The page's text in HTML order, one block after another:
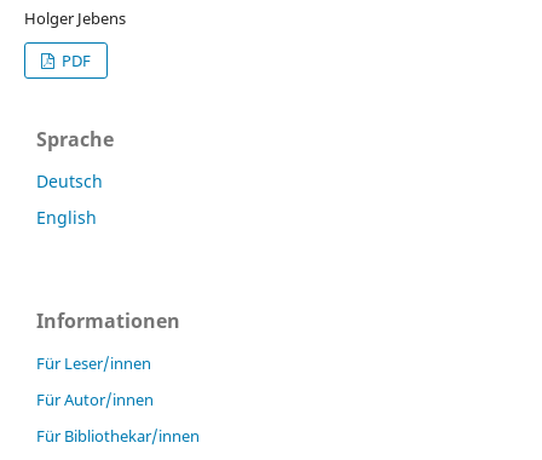
Holger Jebens
PDF
Sprache
Deutsch
English
Informationen
Für Leser/innen
Für Autor/innen
Für Bibliothekar/innen